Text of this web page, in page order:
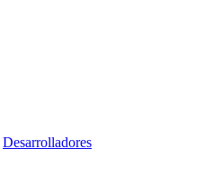
Desarrolladores